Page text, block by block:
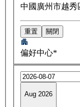
中國廣州市越秀
重置 關閉
偏好中心*
Aug 2026